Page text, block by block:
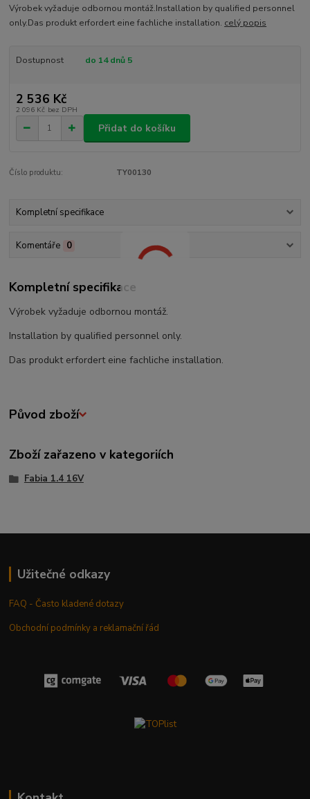
Výrobek vyžaduje odbornou montáž.Installation by qualified personnel
only.Das produkt erfordert eine fachliche installation. celý popis
Dostupnost do 14 dnů 5
2 536 Kč
2 096 Kč bez DPH
Přidat do košíku
Číslo produktu: TY00130
Kompletní specifikace
Komentáře 0
Kompletní specifikace
Výrobek vyžaduje odbornou montáž.
Installation by qualified personnel only.
Das produkt erfordert eine fachliche installation.
Původ zboží
Zboží zařazeno v kategoriích
Fabia 1.4 16V
Užitečné odkazy
FAQ - Často kladené dotazy
Obchodní podmínky a reklamační řád